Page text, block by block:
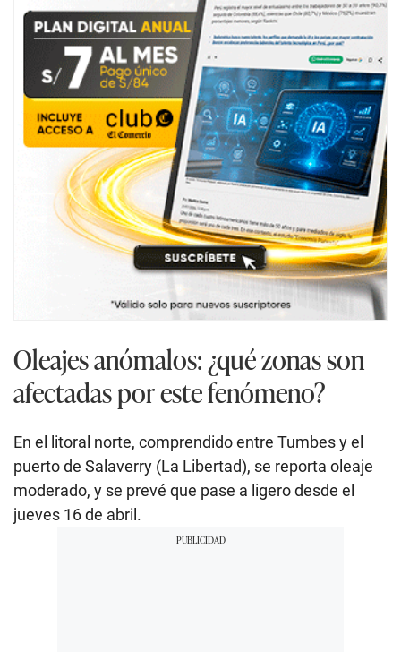
Oleajes anómalos: ¿qué zonas son
afectadas por este fenómeno?
En el litoral norte, comprendido entre Tumbes y el
puerto de Salaverry (La Libertad), se reporta oleaje
moderado, y se prevé que pase a ligero desde el
jueves 16 de abril.